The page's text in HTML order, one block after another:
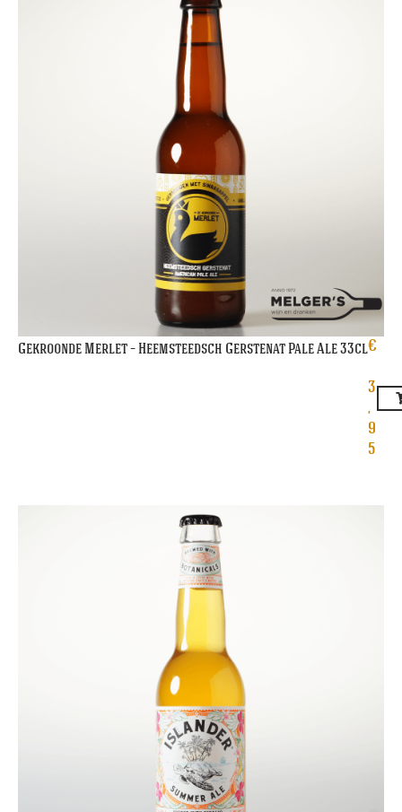
Gekroonde Merlet – Heemsteedsch Gerstenat Pale Ale 33cl€
3
,
9
5